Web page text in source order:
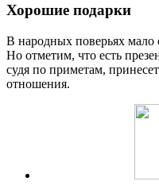
Хорошие подарки
В народных поверьях мало
Но отметим, что есть
судя по приметам,
отношения.